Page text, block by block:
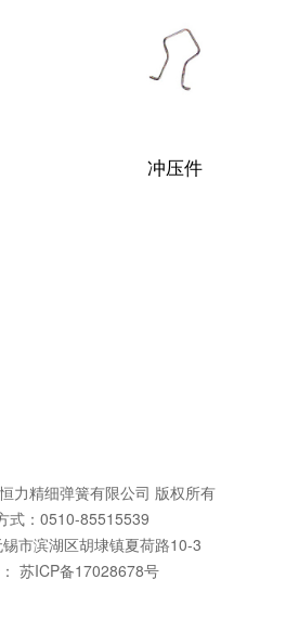
冲压件
力精细弹簧有限公司 版权所有
式：0510-85515539
市滨湖区胡埭镇夏荷路10-3
苏ICP备17028678号